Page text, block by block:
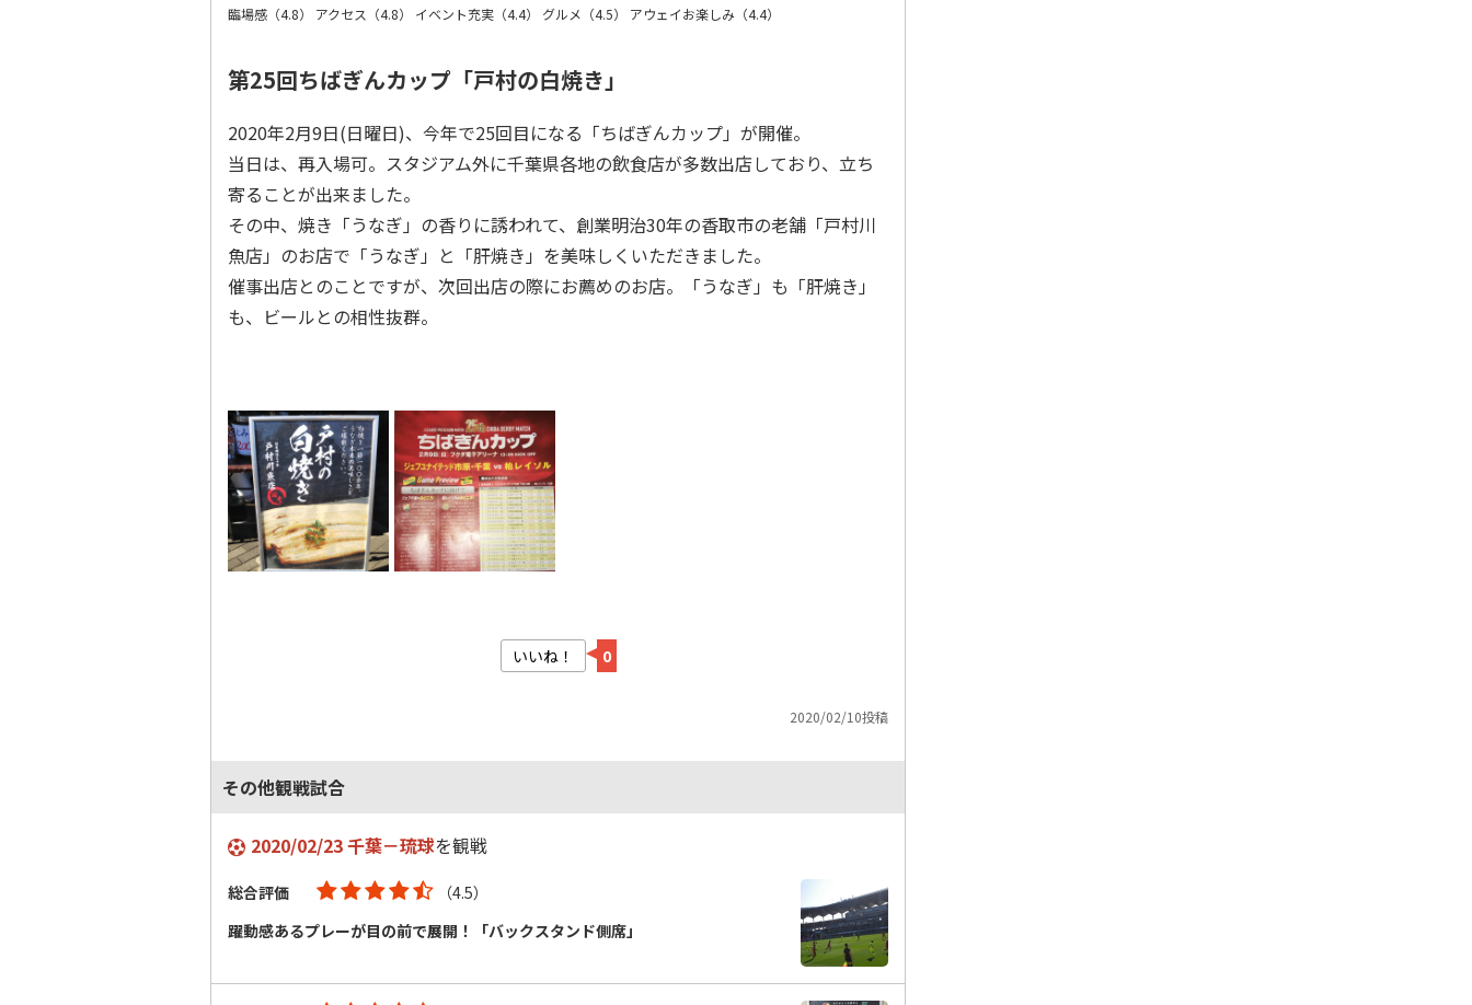
臨場感（4.8） アクセス（4.8） イベント充実（4.4） グルメ（4.5） アウェイお楽しみ（4.4）
第25回ちばぎんカップ「戸村の白焼き」
2020年2月9日(日曜日)、今年で25回目になる「ちばぎんカップ」が開催。
当日は、再入場可。スタジアム外に千葉県各地の飲食店が多数出店しており、立ち
寄ることが出来ました。
その中、焼き「うなぎ」の香りに誘われて、創業明治30年の香取市の老舗「戸村川
魚店」のお店で「うなぎ」と「肝焼き」を美味しくいただきました。
催事出店とのことですが、次回出店の際にお薦めのお店。「うなぎ」も「肝焼き」
も、ビールとの相性抜群。
いいね！ 0
2020/02/10投稿
その他観戦試合
2020/02/23 千葉－琉球を観戦
総合評価
（4.5）
躍動感あるプレーが目の前で展開！「バックスタンド側席」